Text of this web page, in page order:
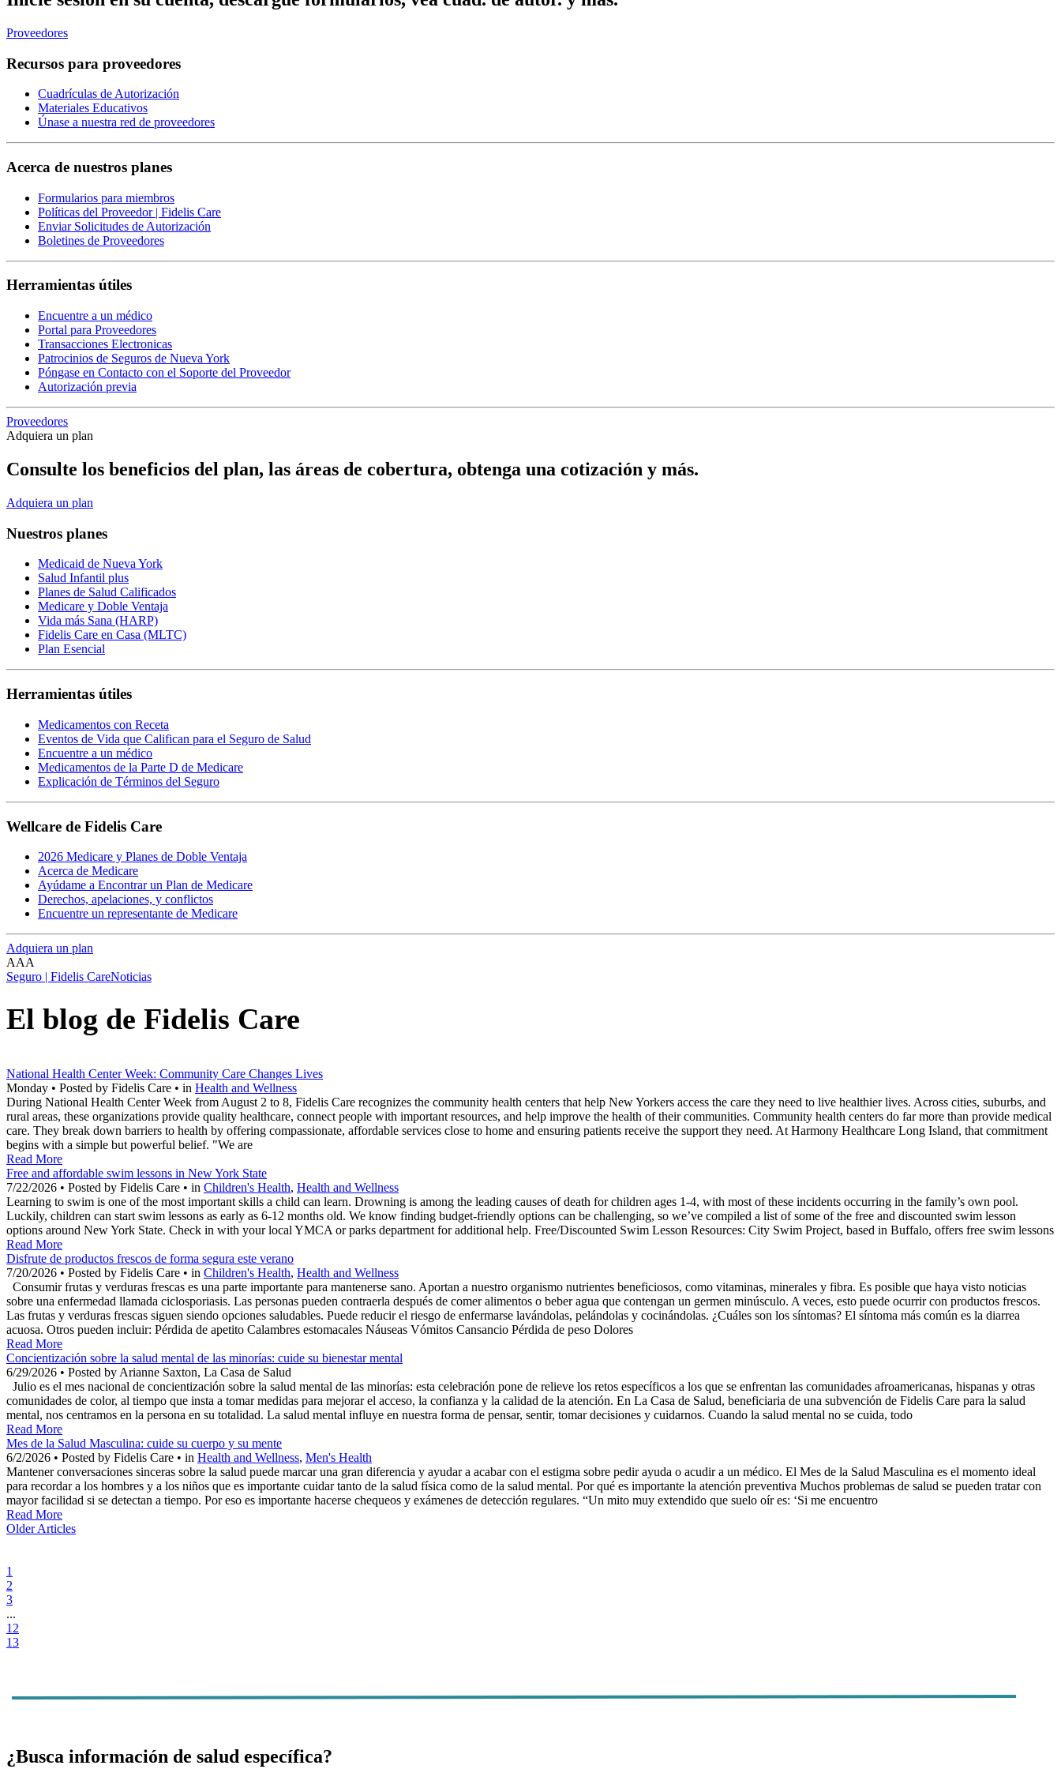
Proveedores
Recursos para proveedores
Cuadrículas de Autorización
Materiales Educativos
Únase a nuestra red de proveedores
Acerca de nuestros planes
Formularios para miembros
Políticas del Proveedor | Fidelis Care
Enviar Solicitudes de Autorización
Boletines de Proveedores
Herramientas útiles
Encuentre a un médico
Portal para Proveedores
Transacciones Electronicas
Patrocinios de Seguros de Nueva York
Póngase en Contacto con el Soporte del Proveedor
Autorización previa
Proveedores
Adquiera un plan
Consulte los beneficios del plan, las áreas de cobertura, obtenga una cotización y más.
Adquiera un plan
Nuestros planes
Medicaid de Nueva York
Salud Infantil plus
Planes de Salud Calificados
Medicare y Doble Ventaja
Vida más Sana (HARP)
Fidelis Care en Casa (MLTC)
Plan Esencial
Herramientas útiles
Medicamentos con Receta
Eventos de Vida que Califican para el Seguro de Salud
Encuentre a un médico
Medicamentos de la Parte D de Medicare
Explicación de Términos del Seguro
Wellcare de Fidelis Care
2026 Medicare y Planes de Doble Ventaja
Acerca de Medicare
Ayúdame a Encontrar un Plan de Medicare
Derechos, apelaciones, y conflictos
Encuentre un representante de Medicare
Adquiera un plan
AAA
Seguro | Fidelis CareNoticias
El blog de Fidelis Care
National Health Center Week: Community Care Changes Lives
Monday • Posted by Fidelis Care • in Health and Wellness
During National Health Center Week from August 2 to 8, Fidelis Care recognizes the community health centers that help New Yorkers access the care they need to live healthier lives. Across cities, suburbs, and
rural areas, these organizations provide quality healthcare, connect people with important resources, and help improve the health of their communities. Community health centers do far more than provide medical
care. They break down barriers to health by offering compassionate, affordable services close to home and ensuring patients receive the support they need. At Harmony Healthcare Long Island, that commitment
begins with a simple but powerful belief. "We are
Read More
Free and affordable swim lessons in New York State
7/22/2026 • Posted by Fidelis Care • in Children's Health, Health and Wellness
Learning to swim is one of the most important skills a child can learn. Drowning is among the leading causes of death for children ages 1-4, with most of these incidents occurring in the family’s own pool.
Luckily, children can start swim lessons as early as 6-12 months old. We know finding budget-friendly options can be challenging, so we’ve compiled a list of some of the free and discounted swim lesson
options around New York State. Check in with your local YMCA or parks department for additional help. Free/Discounted Swim Lesson Resources: City Swim Project, based in Buffalo, offers free swim lessons
Read More
Disfrute de productos frescos de forma segura este verano
7/20/2026 • Posted by Fidelis Care • in Children's Health, Health and Wellness
Consumir frutas y verduras frescas es una parte importante para mantenerse sano. Aportan a nuestro organismo nutrientes beneficiosos, como vitaminas, minerales y fibra. Es posible que haya visto noticias
sobre una enfermedad llamada ciclosporiasis. Las personas pueden contraerla después de comer alimentos o beber agua que contengan un germen minúsculo. A veces, esto puede ocurrir con productos frescos.
Las frutas y verduras frescas siguen siendo opciones saludables. Puede reducir el riesgo de enfermarse lavándolas, pelándolas y cocinándolas. ¿Cuáles son los síntomas? El síntoma más común es la diarrea
acuosa. Otros pueden incluir: Pérdida de apetito Calambres estomacales Náuseas Vómitos Cansancio Pérdida de peso Dolores
Read More
Concientización sobre la salud mental de las minorías: cuide su bienestar mental
6/29/2026 • Posted by Arianne Saxton, La Casa de Salud
Julio es el mes nacional de concientización sobre la salud mental de las minorías: esta celebración pone de relieve los retos específicos a los que se enfrentan las comunidades afroamericanas, hispanas y otras
comunidades de color, al tiempo que insta a tomar medidas para mejorar el acceso, la confianza y la calidad de la atención. En La Casa de Salud, beneficiaria de una subvención de Fidelis Care para la salud
mental, nos centramos en la persona en su totalidad. La salud mental influye en nuestra forma de pensar, sentir, tomar decisiones y cuidarnos. Cuando la salud mental no se cuida, todo
Read More
Mes de la Salud Masculina: cuide su cuerpo y su mente
6/2/2026 • Posted by Fidelis Care • in Health and Wellness, Men's Health
Mantener conversaciones sinceras sobre la salud puede marcar una gran diferencia y ayudar a acabar con el estigma sobre pedir ayuda o acudir a un médico. El Mes de la Salud Masculina es el momento ideal
para recordar a los hombres y a los niños que es importante cuidar tanto de la salud física como de la salud mental. Por qué es importante la atención preventiva Muchos problemas de salud se pueden tratar con
mayor facilidad si se detectan a tiempo. Por eso es importante hacerse chequeos y exámenes de detección regulares. “Un mito muy extendido que suelo oír es: ‘Si me encuentro
Read More
Older Articles
1
2
3
...
12
13
¿Busca información de salud específica?